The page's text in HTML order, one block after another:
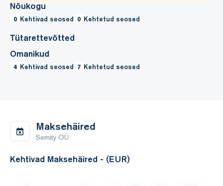
Nõukogu
0 Kehtivad seosed 0 Kehtetud seosed
Tütarettevõtted
Omanikud
4 Kehtivad seosed 7 Kehtetud seosed
Maksehäired
Semity OÜ
Kehtivad Maksehäired - (EUR)